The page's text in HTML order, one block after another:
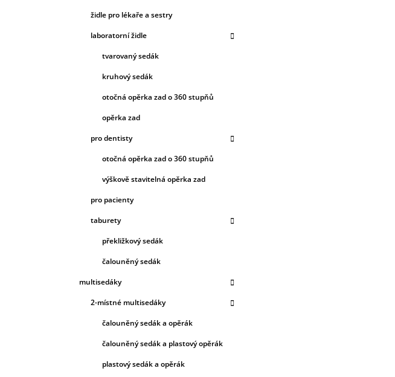
židle pro lékaře a sestry
laboratorní židle
tvarovaný sedák
kruhový sedák
otočná opěrka zad o 360 stupňů
opěrka zad
pro dentisty
otočná opěrka zad o 360 stupňů
výškově stavitelná opěrka zad
pro pacienty
taburety
překližkový sedák
čalouněný sedák
multisedáky
2-místné multisedáky
čalouněný sedák a opěrák
čalouněný sedák a plastový opěrák
plastový sedák a opěrák